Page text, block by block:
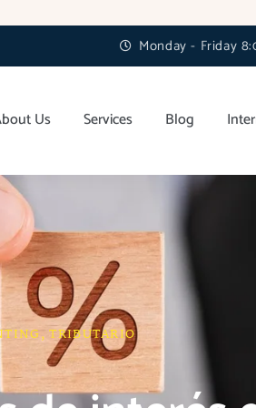
Monday - Friday
Us Services Blog
,TRIBUTARIO